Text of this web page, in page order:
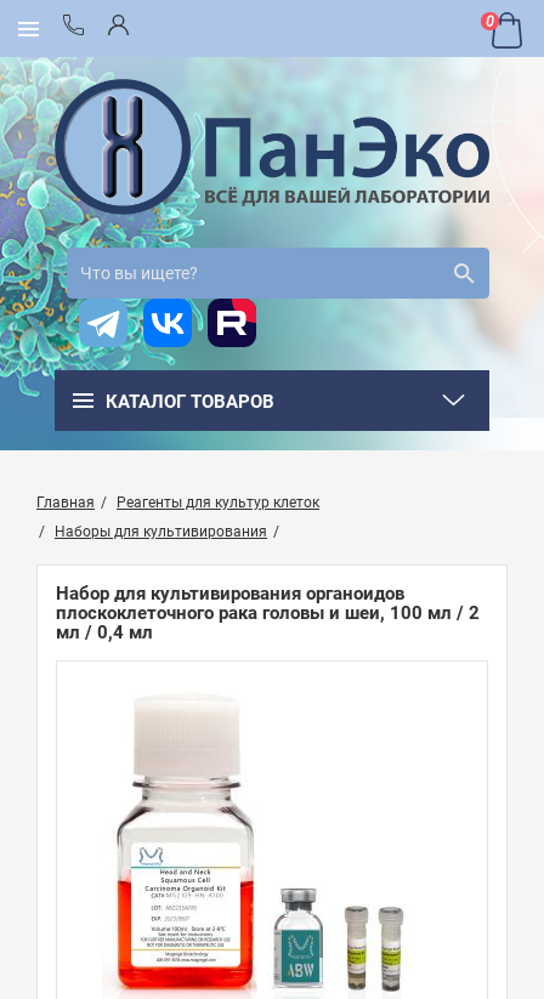
0
КАТАЛОГ ТОВАРОВ
Главная
Реагенты для культур клеток
Наборы для культивирования
Набор для культивирования органоидов
плоскоклеточного рака головы и шеи, 100 мл / 2
мл / 0,4 мл